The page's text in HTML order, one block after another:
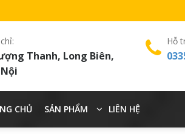
Thanh, Long Biên,
Hỗ
CHỦ SẢN PHẨM LIÊN HỆ